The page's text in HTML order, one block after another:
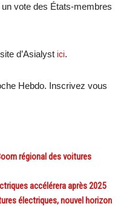
un vote des États-membres
d’Asialyst ici.
Hebdo. Inscrivez vous
régional des voitures
accélérera après 2025
électriques, nouvel horizon